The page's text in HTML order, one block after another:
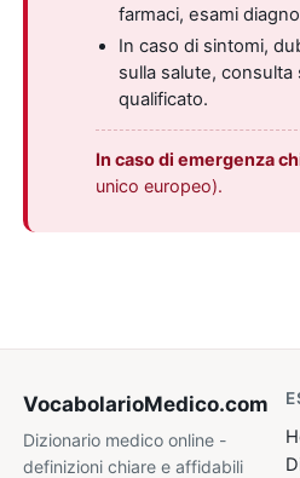
farmaci, esami
In caso di sintomi,
sulla salute,
qualificato.
In caso di emergenza
unico europeo).
VocabolarioMedico.com
Dizionario medico online -
definizioni chiare e affidabili